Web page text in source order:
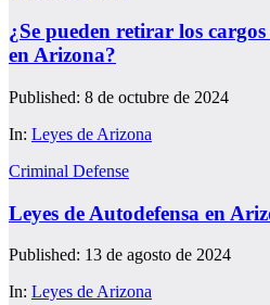
¿Se pueden retirar los
en Arizona?
Published: 8 de octubre de 2024
In: Leyes de Arizona
Criminal Defense
Leyes de Autodefensa en
Published: 13 de agosto de 2024
In: Leyes de Arizona